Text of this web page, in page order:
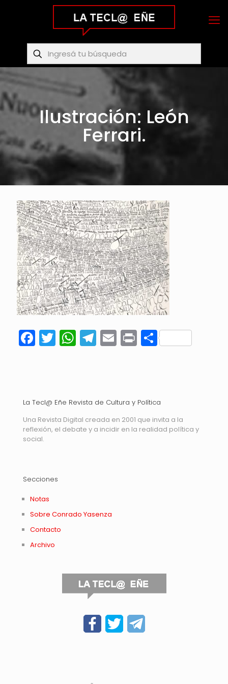
Ilustración: León
Ferrari.
Facebook
Twitter
WhatsApp
Telegram
Email
Print
La Tecl@ Eñe Revista de Cultura y Política
Una Revista Digital creada en 2001 que invita a la
reflexión, el debate y a incidir en la realidad política y
social.
Secciones
Notas
Sobre Conrado Yasenza
Contacto
Archivo